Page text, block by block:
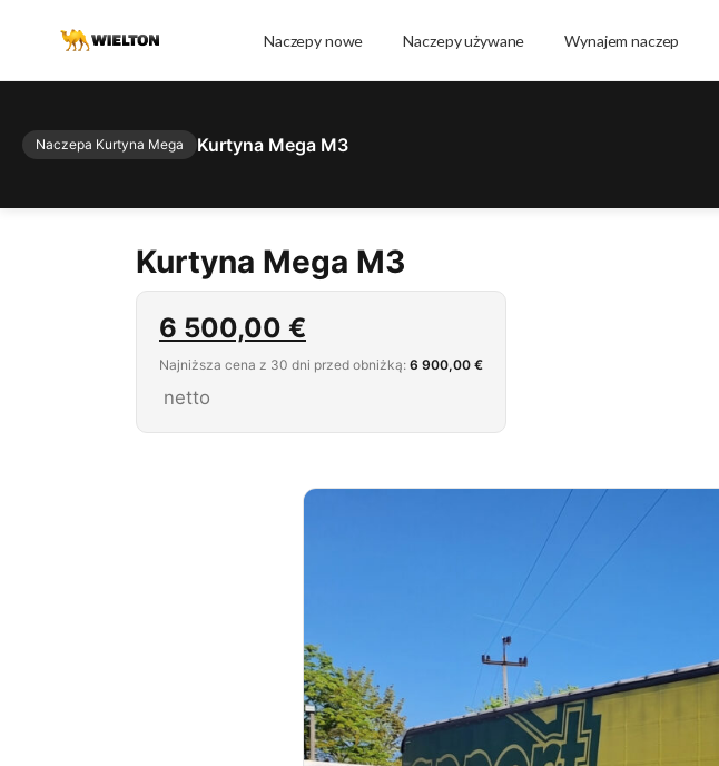
Naczepy nowe Naczepy używane Wynajem naczep
Naczepa Kurtyna Mega Kurtyna Mega M3
Kurtyna Mega M3
6 500,00 €
Najniższa cena z 30 dni przed obniżką: 6 900,00 €
netto